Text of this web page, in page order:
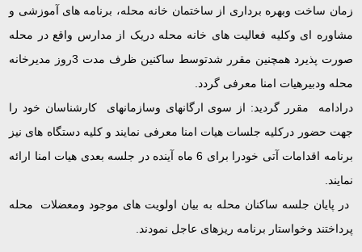
زمان ساخت وبهره برداری از ساختمان خانه محله، برنامه های آموزشی و
مشاوره ای وکلیه فعالیت های خانه محله دریک از مدارس واقع در محله
صورت پذیرد همچنین مقرر شدتوسط ساکنین ظرف مدت 3روز مدیرخانه
محله ودبیرهیات امنا معرفی گردد.
درادامه
مقرر گردید: از سوی ارگانهای وسازمانهای
کارشناسان خود را
جهت حضور درکلیه جلسات هیات امنا معرفی نمایند و کلیه دستگاه های نیز
برنامه اقدامات آتی خودرا برای 6 ماه آینده در جلسه بعدی هیات امنا ارائه
نمایند.
در پایان جلسه ساکنان محله به بیان اولویت های موجود ومعضلات
محله
پرداختند وخواستار برنامه ریزهای عاجل نمودند.